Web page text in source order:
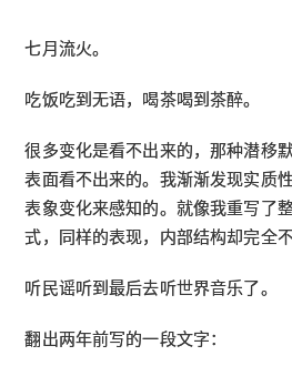
七月流火。
吃饭吃到无语，喝茶喝到茶醉。
很多变化是看不出来的，那种潜移
表面看不出来的。我渐渐发现实质
表象变化来感知的。就像我重写了
式，同样的表现，内部结构却完全
听民谣听到最后去听世界音乐了。
翻出两年前写的一段文字：